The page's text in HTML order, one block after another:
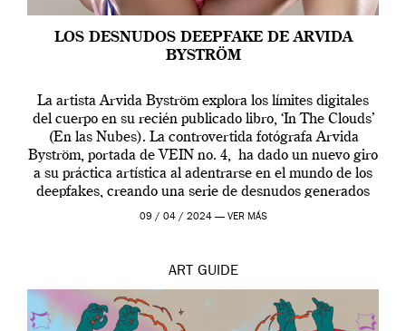
LOS DESNUDOS DEEPFAKE DE ARVIDA
BYSTRÖM
La artista Arvida Byström explora los límites digitales
del cuerpo en su recién publicado libro, ‘In The Clouds’
(En las Nubes). La controvertida fotógrafa Arvida
Byström, portada de VEIN no. 4, ha dado un nuevo giro
a su práctica artística al adentrarse en el mundo de los
deepfakes, creando una serie de desnudos generados
por […]
09 / 04 / 2024 — VER MÁS
ART GUIDE